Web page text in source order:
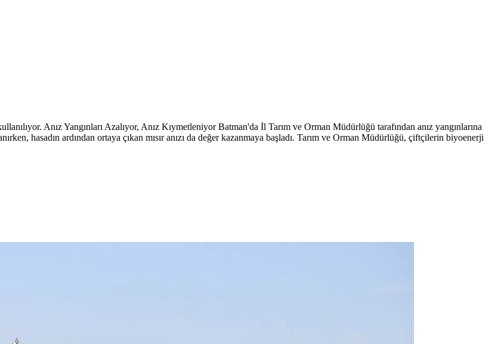
Anız Yangınları Azalıyor, Anız Kıymetleniyor Batman'da İl Tarım ve Orman Müdürlüğü tarafından anız yangınlarına
hasadın ardından ortaya çıkan mısır anızı da değer kazanmaya başladı. Tarım ve Orman Müdürlüğü, çiftçilerin biyoenerji